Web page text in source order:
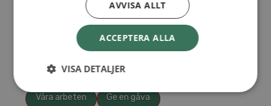
en gåva eller starta en egen insamling.
En gåva till detta arbete omfattas av möjlighet
Våra arbeten Ge en gåva
ACCEPTERA ALLA
AVVISA ALLT
VISA DETALJER